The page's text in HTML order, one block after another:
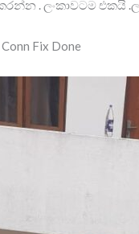
. ලංකාවටම එකයි
Fix Done